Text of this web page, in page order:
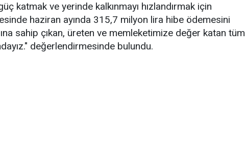
katmak ve yerinde kalkınmayı hızlandırmak için
haziran ayında 315,7 milyon lira hibe ödemesini
sahip çıkan, üreten ve memleketimize değer katan tüm
değerlendirmesinde bulundu.